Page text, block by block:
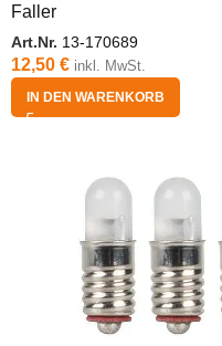
Faller
Art.Nr. 13-170689
12,50 € inkl. MwSt.
IN DEN WARENKORB